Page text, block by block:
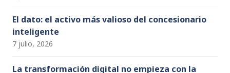
El dato: el activo más valioso del concesionario
inteligente
7 julio, 2026
La transformación digital no empieza con la